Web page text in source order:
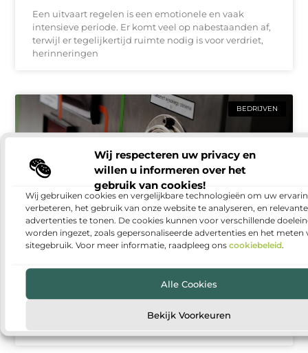
Wij respecteren uw privacy en
willen u informeren over het
gebruik van cookies!
Wij gebruiken cookies en vergelijkbare technologieën om uw
verbeteren, het gebruik van onze website te analyseren, en relevante
advertenties te tonen. De cookies kunnen voor verschillende
worden ingezet, zoals gepersonaliseerde advertenties en het meten
sitegebruik. Voor meer informatie, raadpleeg ons cookiebeleid.
Alle Cookies
Bekijk Voorkeuren
Een uitvaart regelen is een emotionele en vaak
intensieve periode. Er komt veel op nabestaanden af,
terwijl er tegelijkertijd ruimte nodig is voor verdriet,
herinneringen
BEDRIJVEN
Warmtepomp installeren: duurzaam en
comfortabel wonen
Steeds meer huishoudens denken na over manieren
om hun woning energiezuiniger te maken. Een van
de populairste oplossingen is een warmtepomp. Met